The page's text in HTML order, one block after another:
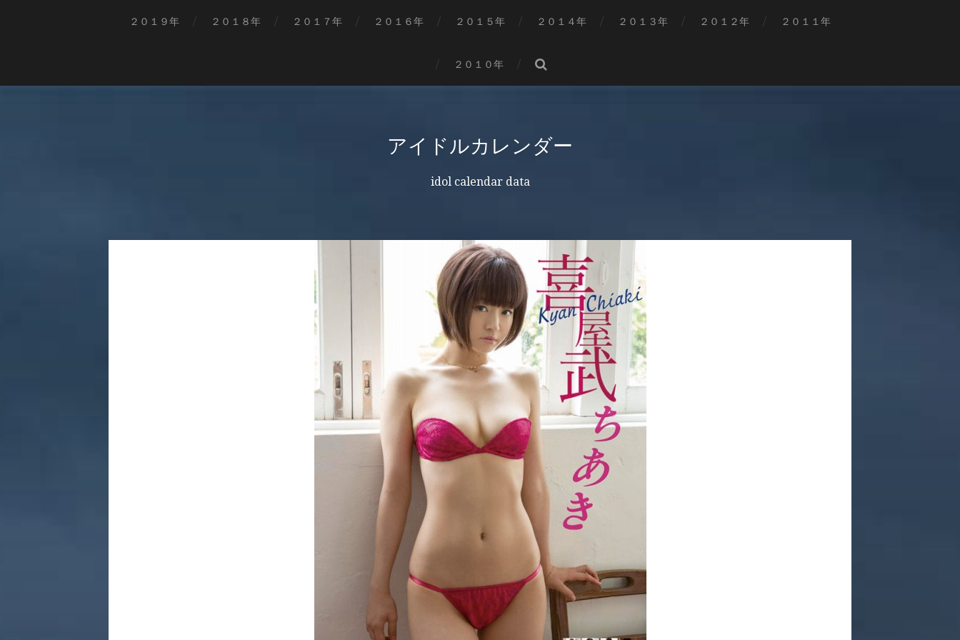
２０１９年 ２０１８年 ２０１７年 ２０１６年 ２０１５年 ２０１４年 ２０１３年 ２０１２年 ２０１１年
２０１０年
アイドルカレンダー
idol calendar data